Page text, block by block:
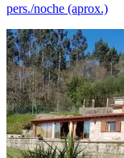
pers./noche (aprox.)